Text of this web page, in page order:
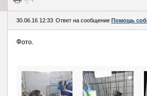
30.06.16 12:33 Ответ на сообщение Помощь
Фото.